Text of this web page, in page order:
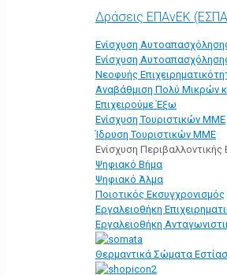
Δράσεις ΕΠΑνΕΚ
Ενίσχυση
Ενίσχυση
Νεοφυής
Αναβάθμιση Πολύ Μικρών
Επιχειρούμε Έξω
Ενίσχυση Τουριστικών ΜΜΕ
Ίδρυση Τουριστικών ΜΜΕ
Ενίσχυση Περιβαλλοντικής
Ψηφιακό Βήμα
Ψηφιακό Άλμα
Ποιοτικός Εκσυγχρονισμός
Εργαλειοθήκη
Εργαλειοθήκη
Θερμαντικά Σώματα